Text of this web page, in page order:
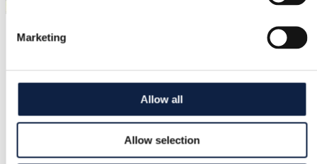
Marketing
Allow all
Allow selection
Second-Hand-Start-up
Bought übernimmt
Netflea.com – die zweite
Übernahme des